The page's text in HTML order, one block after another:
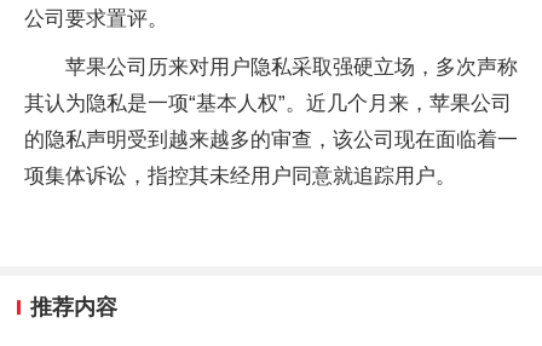
公司要求置评。
苹果公司历来对用户隐私采取强硬立场，多次声称
其认为隐私是一项“基本人权”。近几个月来，苹果公司
的隐私声明受到越来越多的审查，该公司现在面临着一
项集体诉讼，指控其未经用户同意就追踪用户。
推荐内容